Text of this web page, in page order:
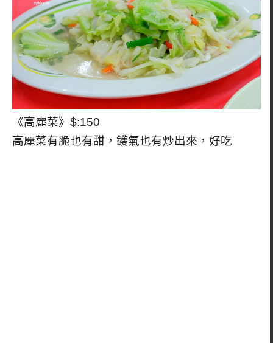
《高麗菜》$:150
高麗菜有脆也有甜，鑊氣也有炒出來，好吃